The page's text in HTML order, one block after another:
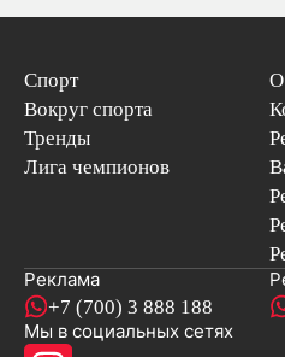
Спорт
Вокруг спорта
Тренды
Лига чемпионов
О
Реклама
+7 (700) 3 888 188
Мы в социальных сетях